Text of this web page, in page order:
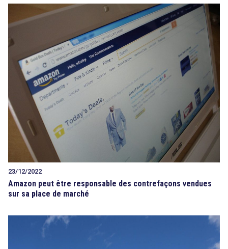
23/12/2022
Amazon peut être responsable des contrefaçons vendues
sur sa place de marché